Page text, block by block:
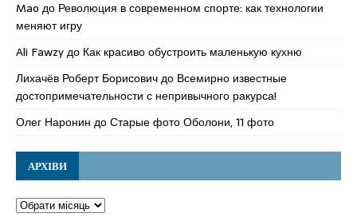
Mao до Революция в современном спорте: как технологии
меняют игру
Ali Fawzyдо Как красиво обустроить маленькую кухню
Лихачёв Роберт Борисовичдо Всемирно известные
достопримечательности с непривычного ракурса!
Олег Наронин доСтарые фото Оболони, 11 фото
АРХІВИ